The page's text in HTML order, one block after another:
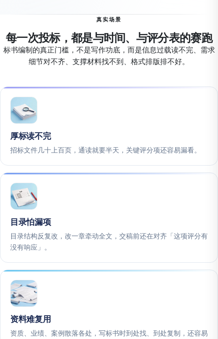
真实场景
每一次投标，都是与时间、与评分表的赛跑
标书编制的真正门槛，不是写作功底，而是信息过载读不完、需求
细节对不齐、支撑材料找不到、格式排版排不好。
厚标读不完
招标文件几十上百页，通读就要半天，关键评分项还容易漏看。
目录怕漏项
目录结构反复改，改一章牵动全文，交稿前还在对齐「这项评分有
没有响应」。
资料难复用
资质、业绩、案例散落各处，写标书时到处找、到处复制，还容易